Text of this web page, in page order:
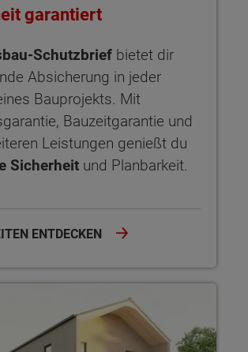
garantiert
Schutzbrief bietet dir
Absicherung in jeder
Bauprojekts. Mit
Bauzeitgarantie und
Leistungen genießt du
Sicherheit und Planbarkeit.
ENTDECKEN
und Architektur Novo interpretiert den